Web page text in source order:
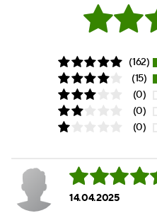
(162)
(15)
(0)
(0)
(0)
14.04.2025